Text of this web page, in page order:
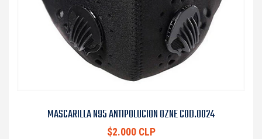
MASCARILLA N95 ANTIPOLUCION OZNE COD.0024
$2.000 CLP